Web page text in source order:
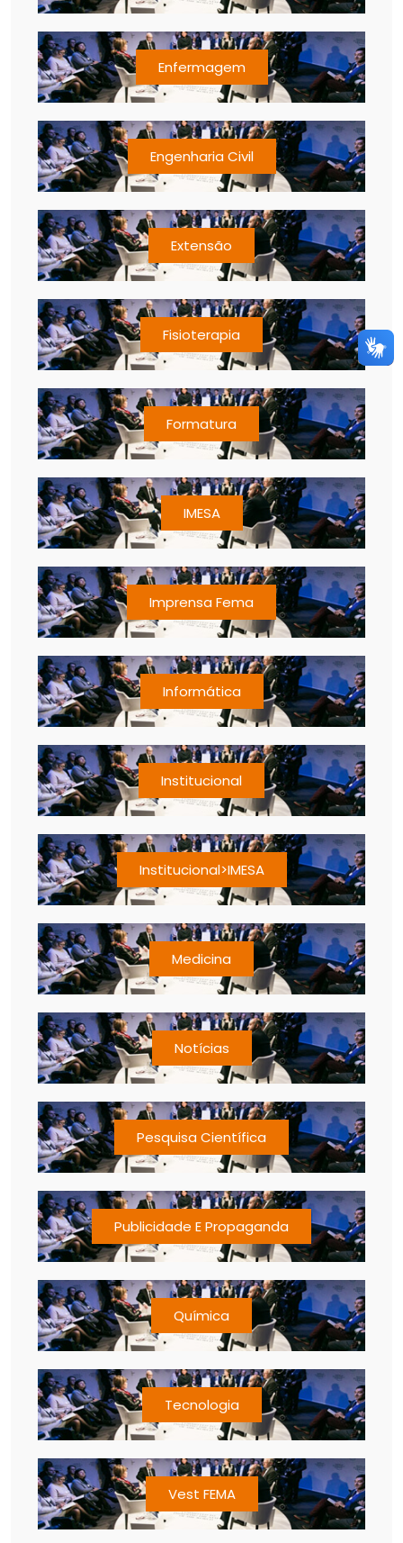
Enfermagem
Engenharia Civil
Extensão
Fisioterapia
Formatura
IMESA
Imprensa Fema
Informática
Institucional
Institucional>IMESA
Medicina
Notícias
Pesquisa Científica
Publicidade E Propaganda
Química
Tecnologia
Vest FEMA